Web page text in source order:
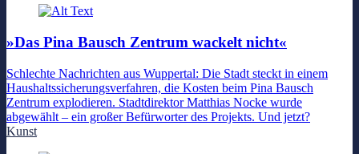
»Das Pina Bausch Zentrum wackelt nicht«
Schlechte Nachrichten aus Wuppertal: Die Stadt steckt in einem
Haushaltssicherungsverfahren, die Kosten beim Pina Bausch
Zentrum explodieren. Stadtdirektor Matthias Nocke wurde
abgewählt – ein großer Befürworter des Projekts. Und jetzt?
Kunst